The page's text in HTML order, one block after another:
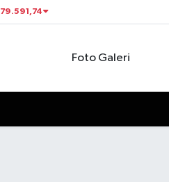
79.591,74
Foto Galeri